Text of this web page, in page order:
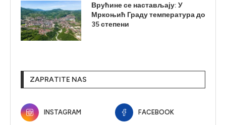
Врућине се настављају: У
Мркоњић Граду температура до
35 степени
ZAPRATITE NAS
INSTAGRAM FACEBOOK